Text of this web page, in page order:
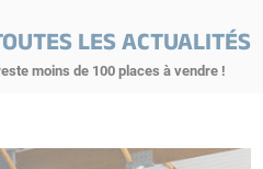
LES ACTUALITÉS
moins de 100 places à vendre !